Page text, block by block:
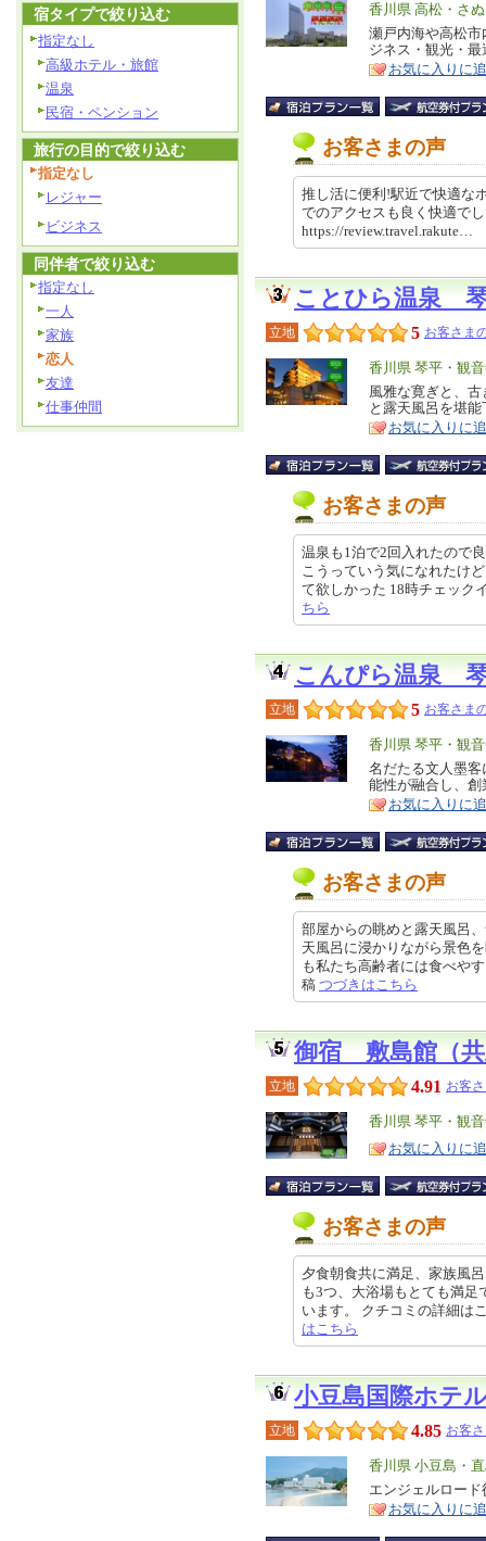
エ
リ
ア
香川県 高松・さ
特
徴
瀬戸内海や高松
ジネス・観光・最
お気に入りに
お客さまの声
推し活に便利!駅近で快適な
でのアクセスも良く快適で
https://review.travel.rakute…
ことひら温泉
立地 5 お客さま
エ
リ
ア
香川県 琴平・観
特
徴
風雅な寛ぎと、
と露天風呂を堪能
お気に入りに
お客さまの声
温泉も1泊で2回入れたので
こうっていう気になれたけ
て欲しかった 18時チェッ
ちら
こんぴら温泉
立地 5 お客さま
エ
リ
ア
香川県 琴平・観
特
徴
名だたる文人墨
能性が融合し、
お気に入りに
お客さまの声
部屋からの眺めと露天風呂
天風呂に浸かりながら景色
も私たち高齢者には食べや
稿 つづきはこちら
御宿 敷島館（
立地 4.91 お客
エ
リ
香川県 琴平・観
特 お気に入りに
お客さまの声
夕食朝食共に満足、家族風
も3つ、大浴場もとても満
います。 クチコミの詳細
はこちら
小豆島国際ホテ
立地 4.85 お客
エ
リ
ア
香川県 小豆島・
特
徴
エンジェルロー
お気に入りに
宿タイプで絞り込む
指定なし
高級ホテル・旅館
温泉
民宿・ペンション
旅行の目的で絞り込む
指定なし
レジャー
ビジネス
同伴者で絞り込む
指定なし
一人
家族
恋人
友達
仕事仲間